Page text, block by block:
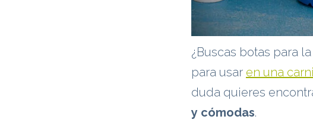
¿Buscas botas para
para usar en una
duda quieres
y cómodas.